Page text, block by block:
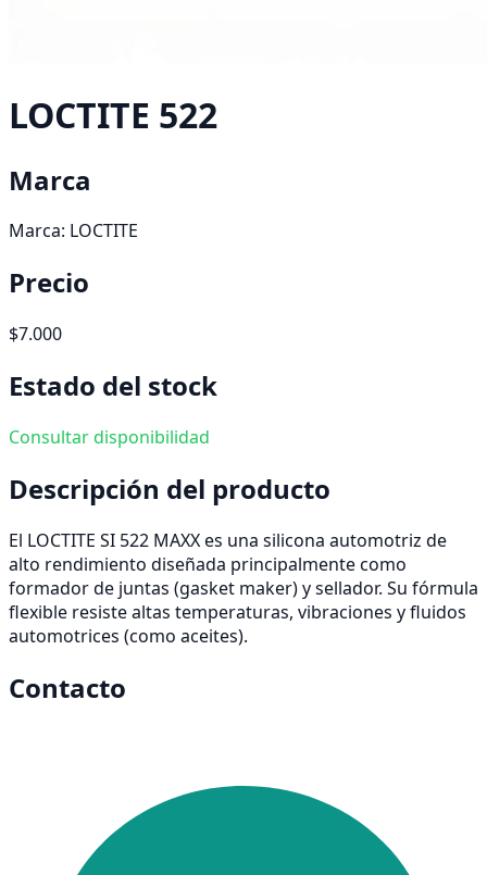
LOCTITE 522
Marca
Marca: LOCTITE
Precio
$7.000
Estado del stock
Consultar disponibilidad
Descripción del producto
El LOCTITE SI 522 MAXX es una silicona automotriz de
alto rendimiento diseñada principalmente como
formador de juntas (gasket maker) y sellador. Su fórmula
flexible resiste altas temperaturas, vibraciones y fluidos
automotrices (como aceites).
Contacto